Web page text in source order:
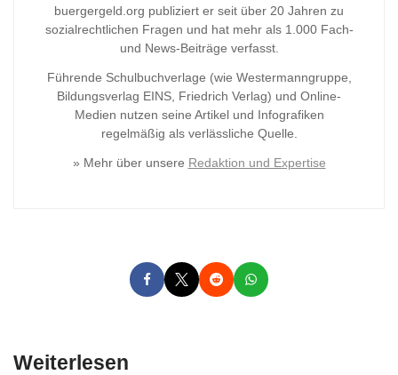
buergergeld.org publiziert er seit über 20 Jahren zu
sozialrechtlichen Fragen und hat mehr als 1.000 Fach-
und News-Beiträge verfasst.
Führende Schulbuchverlage (wie Westermanngruppe,
Bildungsverlag EINS, Friedrich Verlag) und Online-
Medien nutzen seine Artikel und Infografiken
regelmäßig als verlässliche Quelle.
» Mehr über unsere Redaktion und Expertise
Weiterlesen